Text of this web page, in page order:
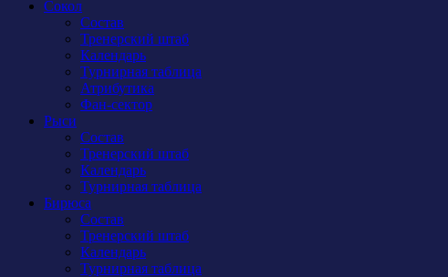
Сокол
Состав
Тренерский штаб
Календарь
Турнирная таблица
Атрибутика
Фан-сектор
Рыси
Состав
Тренерский штаб
Календарь
Турнирная таблица
Бирюса
Состав
Тренерский штаб
Календарь
Турнирная таблица